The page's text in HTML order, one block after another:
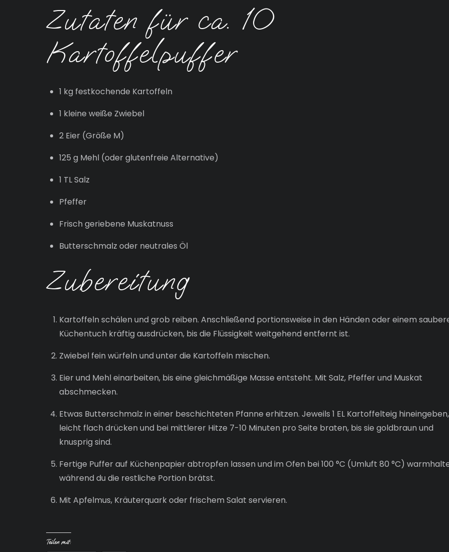
Zutaten für ca. 10
Kartoffelpuffer
1 kg festkochende Kartoffeln
1 kleine weiße Zwiebel
2 Eier (Größe M)
125 g Mehl (oder glutenfreie Alternative)
1 TL Salz
Pfeffer
Frisch geriebene Muskatnuss
Butterschmalz oder neutrales Öl
Zubereitung
Kartoffeln schälen und grob reiben. Anschließend portionsweise in den Händen oder einem
Küchentuch kräftig ausdrücken, bis die Flüssigkeit weitgehend entfernt ist.
Zwiebel fein würfeln und unter die Kartoffeln mischen.
Eier und Mehl einarbeiten, bis eine gleichmäßige Masse entsteht. Mit Salz, Pfeffer und Muskat
abschmecken.
Etwas Butterschmalz in einer beschichteten Pfanne erhitzen. Jeweils 1 EL Kartoffelteig hineingeben,
leicht flach drücken und bei mittlerer Hitze 7-10 Minuten pro Seite braten, bis sie goldbraun und
knusprig sind.
Fertige Puffer auf Küchenpapier abtropfen lassen und im Ofen bei 100 °C (Umluft 80 °C)
während du die restliche Portion brätst.
Mit Apfelmus, Kräuterquark oder frischem Salat servieren.
Teilen mit: